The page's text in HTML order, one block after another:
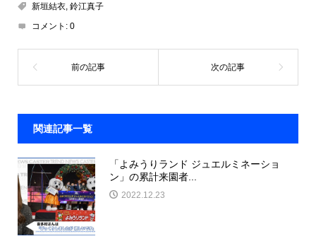
新垣結衣, 鈴江真子
コメント: 0
関連記事一覧
「よみうりランド ジュエルミネーショ
ン」の累計来園者...
2022.12.23